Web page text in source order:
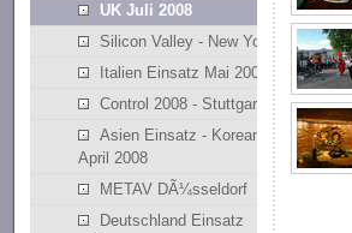
UK Juli 2008
Silicon Valley - New York
Italien Einsatz Mai 2008
Control 2008 - Stuttgart
Asien Einsatz - Korean
April 2008
METAV DÃ¼sseldorf
Deutschland Einsatz